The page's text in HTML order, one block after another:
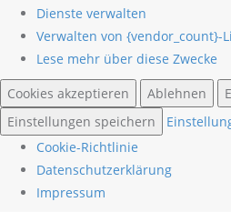
Dienste verwalten
Verwalten von {vendor_count}-
Lese mehr über diese Zwecke
Cookies akzeptieren
Ablehnen
Einstellungen speichern
Cookie-Richtlinie
Datenschutzerklärung
Impressum